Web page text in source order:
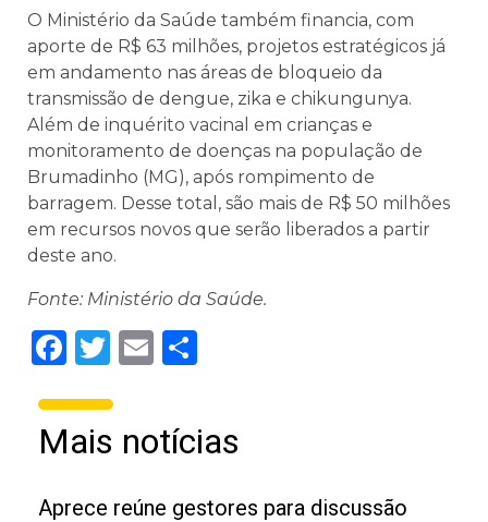
O Ministério da Saúde também financia, com
aporte de R$ 63 milhões, projetos estratégicos já
em andamento nas áreas de bloqueio da
transmissão de dengue, zika e chikungunya.
Além de inquérito vacinal em crianças e
monitoramento de doenças na população de
Brumadinho (MG), após rompimento de
barragem. Desse total, são mais de R$ 50 milhões
em recursos novos que serão liberados a partir
deste ano.
Fonte: Ministério da Saúde.
Facebook
Twitter
Email
Mais notícias
Aprece reúne gestores para discussão